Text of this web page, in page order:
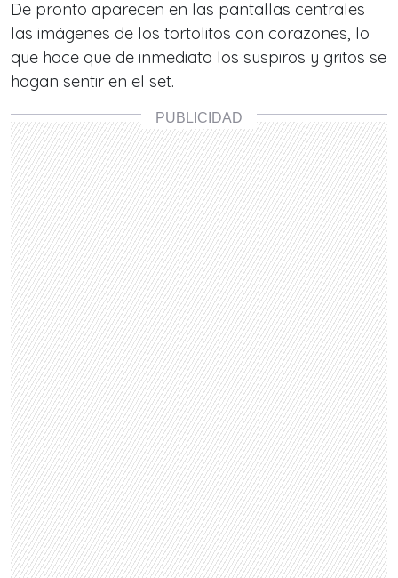
De pronto aparecen en las pantallas centrales
las imágenes de los tortolitos con corazones, lo
que hace que de inmediato los suspiros y gritos se
hagan sentir en el set.